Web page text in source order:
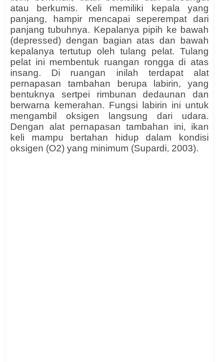
atau berkumis. Keli memiliki kepala yang
panjang, hampir mencapai seperempat dari
panjang tubuhnya. Kepalanya pipih ke bawah
(depressed) dengan bagian atas dan bawah
kepalanya tertutup oleh tulang pelat. Tulang
pelat ini membentuk ruangan rongga di atas
insang. Di ruangan inilah terdapat alat
pernapasan tambahan berupa labirin, yang
bentuknya sertpei rimbunan dedaunan dan
berwarna kemerahan. Fungsi labirin ini untuk
mengambil oksigen langsung dari udara.
Dengan alat pernapasan tambahan ini, ikan
keli mampu bertahan hidup dalam kondisi
oksigen (O2) yang minimum (Supardi, 2003).